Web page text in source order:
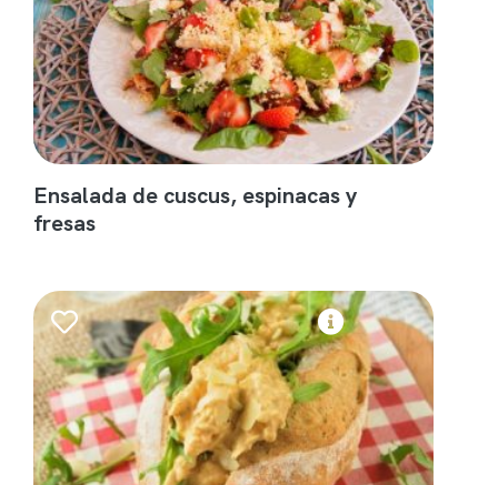
Ensalada de cuscus, espinacas y
fresas